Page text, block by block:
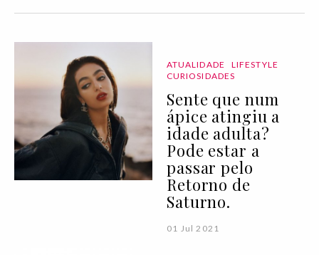
ATUALIDADE
LIFESTYLE
CURIOSIDADES
Sente que num
ápice atingiu a
idade adulta?
Pode estar a
passar pelo
Retorno de
Saturno.
01 Jul 2021